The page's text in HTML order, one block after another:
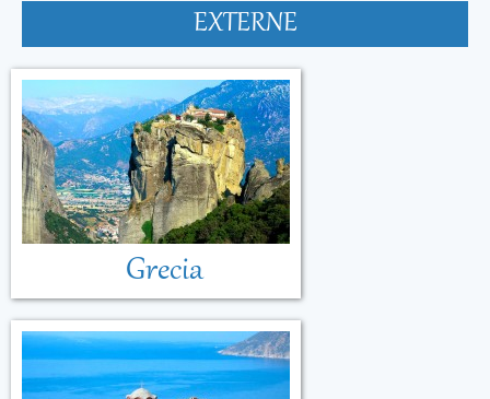
EXTERNE
Grecia